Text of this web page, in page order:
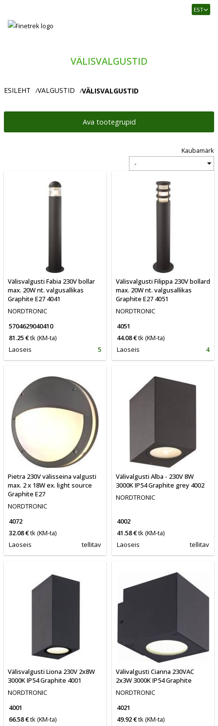
Usaldusväärne
tööstusautomaatika
EST
VÄLISVALGUSTID
ESILEHT /VALGUSTID /VÄLISVALGUSTID
Ava tootegrupid
Kaubamärk
kaubamärk:
Välisvalgusti Fabia 230V bollar
max. 20W nt. valgusallikas
Graphite E27 4041
NORDTRONIC
5704629040410
81.25 €tk(KM-ta)
Laoseis
5
Välisvalgusti Filippa 230V bollard
max. 20W nt. valgusallikas
Graphite E27 4051
NORDTRONIC
4051
44.08 €tk(KM-ta)
Laoseis
4
Pietra 230V välisseina valgusti
max. 2 x 18W ex. light source
Graphite E27
NORDTRONIC
4072
32.08 €tk(KM-ta)
Laoseis
tellitav
Välivalgusti Alba - 230V 8W
3000K IP54 Graphite grey 4002
NORDTRONIC
4002
41.58 €tk(KM-ta)
Laoseis
tellitav
Välisvalgusti Liona 230V 2x8W
3000K IP54 Graphite 4001
NORDTRONIC
4001
66.58 €tk(KM-ta)
Välivalgusti Cianna 230VAC
2x3W 3000K IP54 Graphite
NORDTRONIC
4021
49.92 €tk(KM-ta)